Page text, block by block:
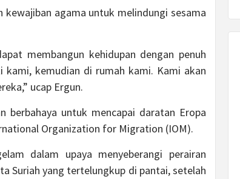
agama untuk melindungi sesama
membangun kehidupan dengan penuh
kemudian di rumah kami. Kami akan
ucap Ergun.
berbahaya untuk mencapai daratan Eropa
Organization for Migration (IOM).
dalam upaya menyeberangi perairan
Suriah yang tertelungkup di pantai, setelah